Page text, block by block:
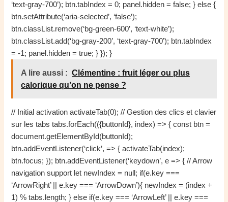
‘text-gray-700’); btn.tabIndex = 0; panel.hidden = false; } else {
btn.setAttribute(‘aria-selected’, ‘false’);
btn.classList.remove(‘bg-green-600’, ‘text-white’);
btn.classList.add(‘bg-gray-200’, ‘text-gray-700’); btn.tabIndex
= -1; panel.hidden = true; } }); }
A lire aussi : Clémentine : fruit léger ou plus
calorique qu’on ne pense ?
// Initial activation activateTab(0); // Gestion des clics et clavier
sur les tabs tabs.forEach(({buttonId}, index) => { const btn =
document.getElementById(buttonId);
btn.addEventListener(‘click’, => { activateTab(index);
btn.focus; }); btn.addEventListener(‘keydown’, e => { // Arrow
navigation support let newIndex = null; if(e.key ===
‘ArrowRight’ || e.key === ‘ArrowDown’){ newIndex = (index +
1) % tabs.length; } else if(e.key === ‘ArrowLeft’ || e.key ===